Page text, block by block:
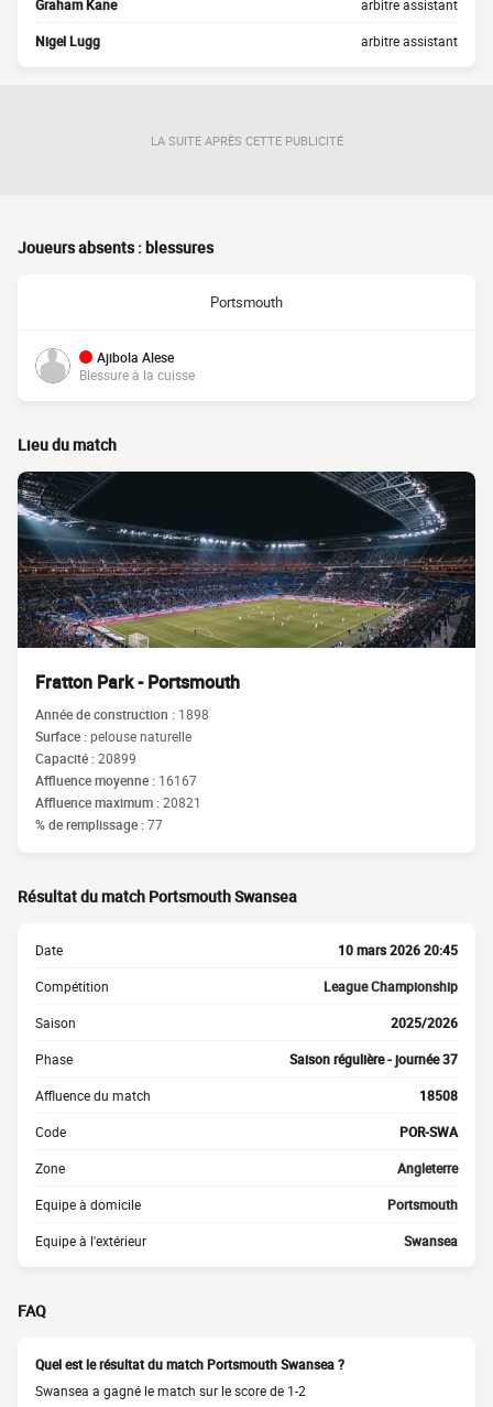
Graham Kane arbitre assistant
Nigel Lugg arbitre assistant
LA SUITE APRÈS CETTE PUBLICITÉ
Joueurs absents : blessures
Portsmouth
Ajibola Alese
Blessure à la cuisse
Lieu du match
Fratton Park - Portsmouth
Année de construction : 1898
Surface :pelouse naturelle
Capacité :20899
Affluence moyenne : 16167
Affluence maximum :20821
% de remplissage :77
Résultat du match Portsmouth Swansea
Date 10 mars 2026 20:45
Compétition League Championship
Saison 2025/2026
Phase Saison régulière - journée 37
Affluence du match 18508
Code POR-SWA
Zone Angleterre
Equipe à domicile Portsmouth
Equipe à l'extérieur Swansea
FAQ
Quel est le résultat du match Portsmouth Swansea ?
Swansea a gagné le match sur le score de 1-2